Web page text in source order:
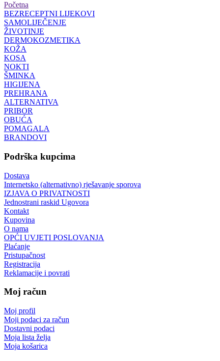
Početna
BEZRECEPTNI LIJEKOVI
SAMOLIJEČENJE
ŽIVOTINJE
DERMOKOZMETIKA
KOŽA
KOSA
NOKTI
ŠMINKA
HIGIJENA
PREHRANA
ALTERNATIVA
PRIBOR
OBUĆA
POMAGALA
BRANDOVI
Podrška kupcima
Dostava
Internetsko (alternativno) rješavanje sporova
IZJAVA O PRIVATNOSTI
Jednostrani raskid Ugovora
Kontakt
Kupovina
O nama
OPĆI UVJETI POSLOVANJA
Plaćanje
Pristupačnost
Registracija
Reklamacije i povrati
Moj račun
Moj profil
Moji podaci za račun
Dostavni podaci
Moja lista želja
Moja košarica